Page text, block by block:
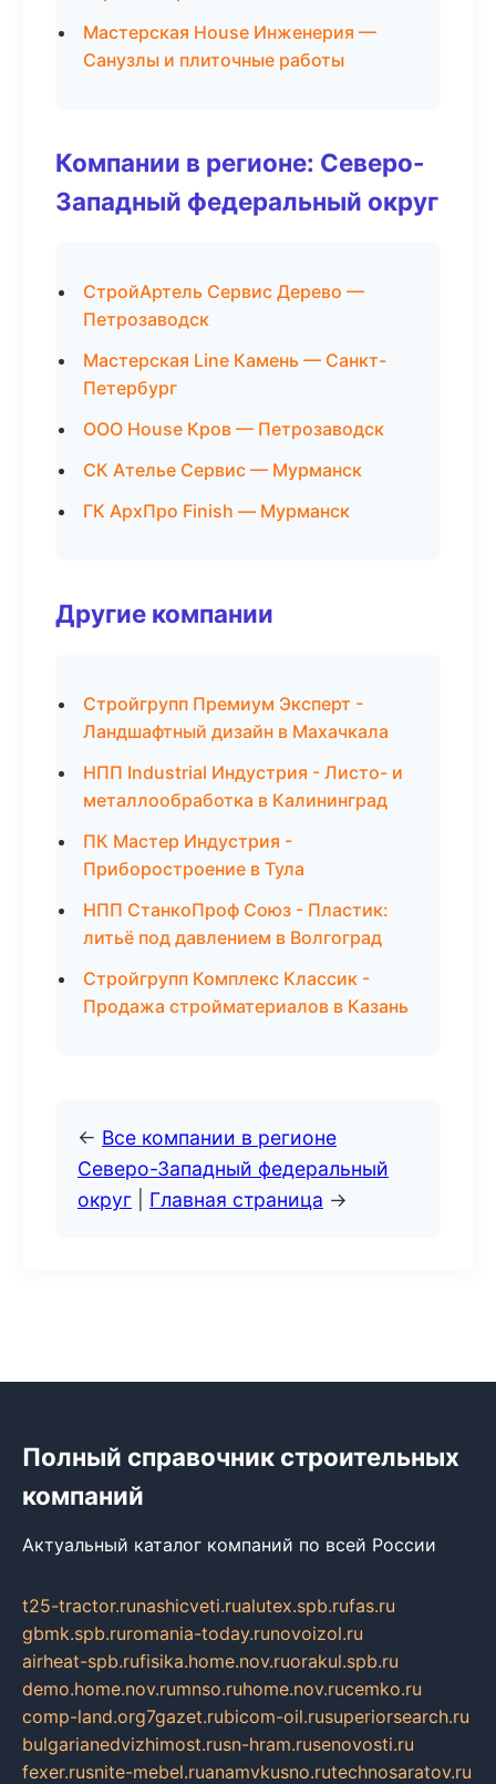
Мастерская House Инженерия —
Санузлы и плиточные работы
Компании в регионе: Северо-
Западный федеральный округ
СтройАртель Сервис Дерево —
Петрозаводск
Мастерская Line Камень — Санкт-
Петербург
ООО House Кров — Петрозаводск
СК Ателье Сервис — Мурманск
ГК АрхПро Finish — Мурманск
Другие компании
Стройгрупп Премиум Эксперт -
Ландшафтный дизайн в Махачкала
НПП Industrial Индустрия - Листо- и
металлообработка в Калининград
ПК Мастер Индустрия -
Приборостроение в Тула
НПП СтанкоПроф Союз - Пластик:
литьё под давлением в Волгоград
Стройгрупп Комплекс Классик -
Продажа стройматериалов в Казань
← Все компании в регионе
Северо-Западный федеральный
округ
Главная страница →
Полный справочник строительных
компаний
Актуальный каталог компаний по всей России
t25-tractor.runashicveti.rualutex.spb.rufas.ru
gbmk.spb.ruromania-today.runovoizol.ru
airheat-spb.rufisika.home.nov.ruorakul.spb.ru
demo.home.nov.rumnso.ruhome.nov.rucemko.ru
comp-land.org7gazet.rubicom-oil.rusuperiorsearch.ru
bulgarianedvizhimost.rusn-hram.rusenovosti.ru
fexer.rusnite-mebel.ruanamvkusno.rutechnosaratov.ru